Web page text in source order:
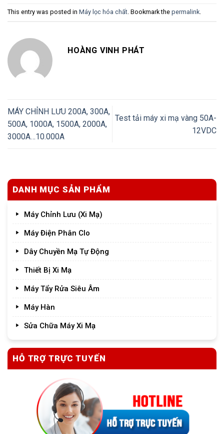
This entry was posted in Máy lọc hóa chất. Bookmark the permalink.
HOÀNG VINH PHÁT
MÁY CHỈNH LƯU 200A, 300A,
500A, 1000A, 1500A, 2000A,
3000A…10.000A
Test tải máy xi mạ vàng 50A-
12VDC
DANH MỤC SẢN PHẨM
Máy Chỉnh Lưu (Xi Mạ)
Máy Điện Phân Clo
Dây Chuyền Mạ Tự Động
Thiết Bị Xi Mạ
Máy Tẩy Rửa Siêu Âm
Máy Hàn
Sửa Chữa Máy Xi Mạ
HỖ TRỢ TRỰC TUYẾN